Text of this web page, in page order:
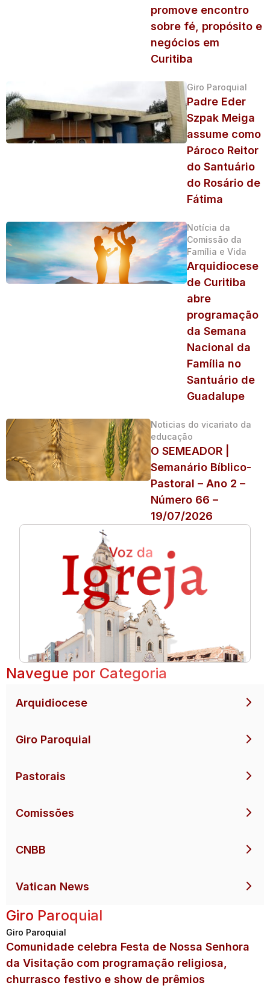
promove encontro
sobre fé, propósito e
negócios em
Curitiba
Giro Paroquial
Padre Eder
Szpak Meiga
assume como
Pároco Reitor
do Santuário
do Rosário de
Fátima
Notícia da
Comissão da
Família e Vida
Arquidiocese
de Curitiba
abre
programação
da Semana
Nacional da
Família no
Santuário de
Guadalupe
Noticias do vicariato da
educação
O SEMEADOR |
Semanário Bíblico-
Pastoral – Ano 2 –
Número 66 –
19/07/2026
Navegue por Categoria
Arquidiocese
Giro Paroquial
Pastorais
Comissões
CNBB
Vatican News
Giro Paroquial
Giro Paroquial
Comunidade celebra Festa de Nossa Senhora
da Visitação com programação religiosa,
churrasco festivo e show de prêmios